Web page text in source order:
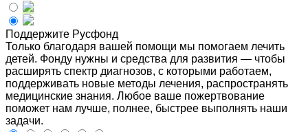
Поддержите Русфонд
Только благодаря вашей помощи мы помогаем лечить
детей. Фонду нужны и средства для развития — чтобы
расширять спектр диагнозов, с которыми работаем,
поддерживать новые методы лечения, распространять
медицинские знания. Любое ваше пожертвование
поможет нам лучше, полнее, быстрее выполнять наши
задачи.